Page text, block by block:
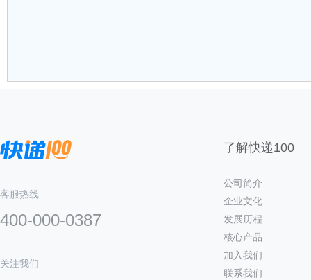
客服热线
400-000-0387
关注我们
了解快递100
公司简介
企业文化
发展历程
核心产品
加入我们
联系我们